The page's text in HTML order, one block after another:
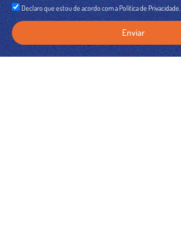
Declaro que estou de acordo com a Política de Privacidade.
Enviar